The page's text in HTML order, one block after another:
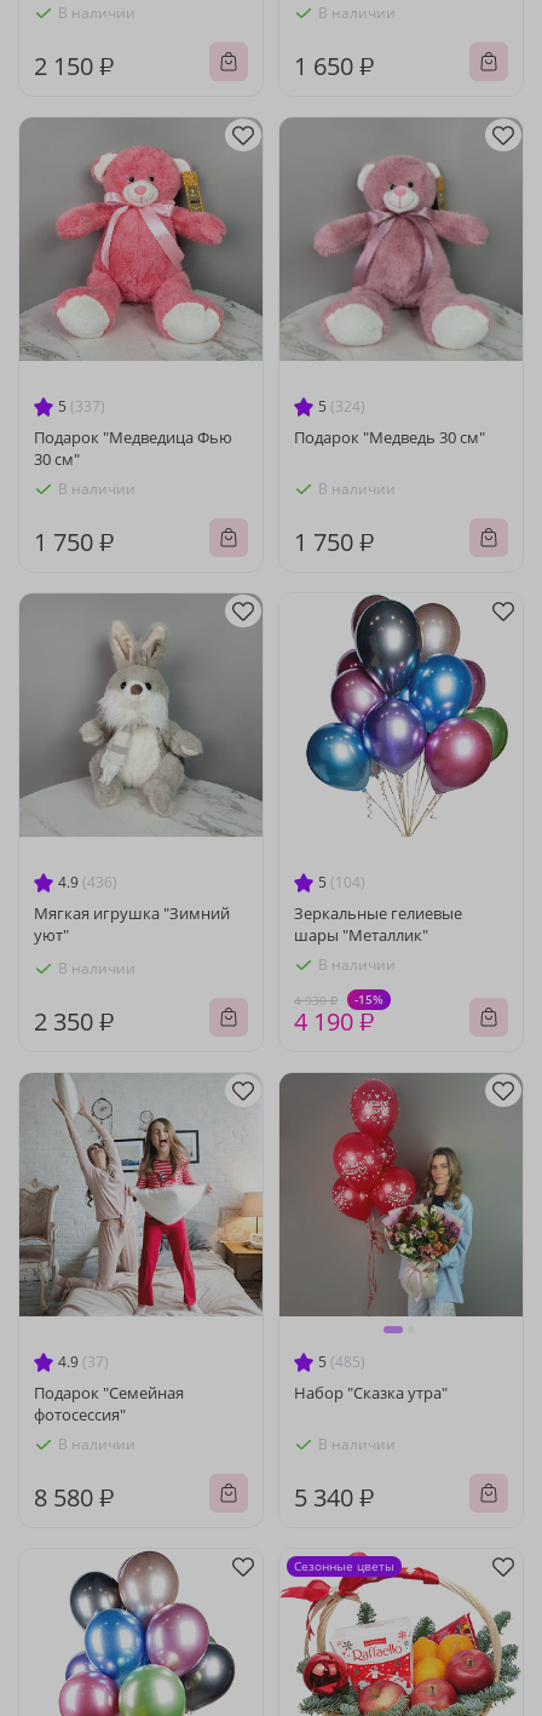
В наличии
2 150 ₽
В наличии
1 650 ₽
5 (337)
Подарок "Медведица Фью
30 см"
В наличии
1 750 ₽
5 (324)
Подарок "Медведь 30 см"
В наличии
1 750 ₽
4.9 (436)
Мягкая игрушка "Зимний
уют"
В наличии
2 350 ₽
5 (104)
Зеркальные гелиевые
шары "Металлик"
В наличии
4 930 ₽ -15%
4 190 ₽
4.9 (37)
Подарок "Семейная
фотосессия"
В наличии
8 580 ₽
5 (485)
Набор "Сказка утра"
В наличии
5 340 ₽
Сезонные цветы